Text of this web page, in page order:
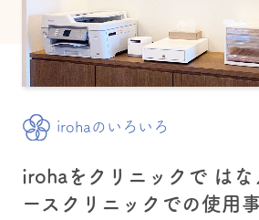
irohaのいろいろ
irohaをクリニックで はな
ースクリニックでの使用